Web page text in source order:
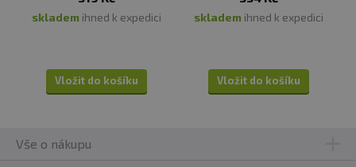
není určen pro děti, těhotné a kojící ženy. Nepřekračujte
doporučené denní dávkování. Přípravek není určen jako
Vyráběno v České republice pro firmu Votamax s.r.o.
skladem ihned k expedici
Vložit do košíku
skladem ihned k expedici
Vložit do košíku
Vše o nákupu